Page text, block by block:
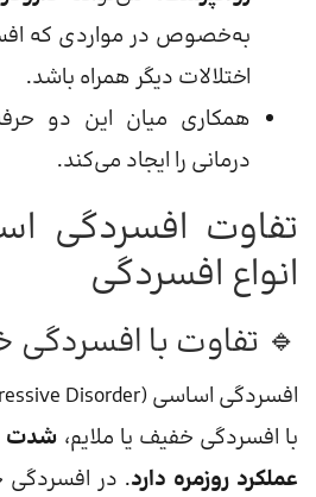
به‌خصوص در مواردی که
اختلالات دیگر همراه باشد.
همکاری میان این دو
درمانی را ایجاد می‌کند.
تفاوت افسردگی
انواع افسردگی
🔹 تفاوت با
با افسردگی خفیف یا ملایم، شدت
عملکرد روزمره دارد. در